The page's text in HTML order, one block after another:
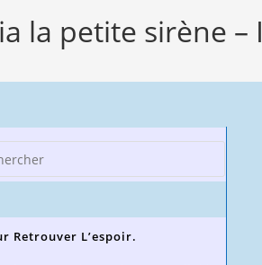
la petite sirène –
Escape
close
Retrouver L’espoir.